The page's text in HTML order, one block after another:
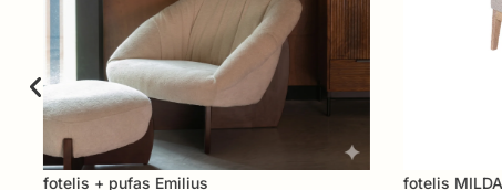
fotelis + pufas Emilius fotelis MILDA